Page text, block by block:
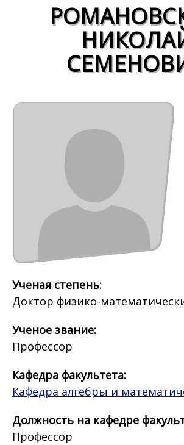
Ученая степень:
Доктор физико-
Ученое звание:
Профессор
Кафедра факультета:
Кафедра алгебры и
Должность на кафедре
Профессор